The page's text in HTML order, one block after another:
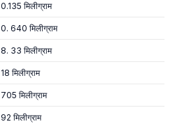
0.135 मिलीग्राम
0. 640 मिलीग्राम
8. 33 मिलीग्राम
18 मिलीग्राम
705 मिलीग्राम
92 मिलीग्राम